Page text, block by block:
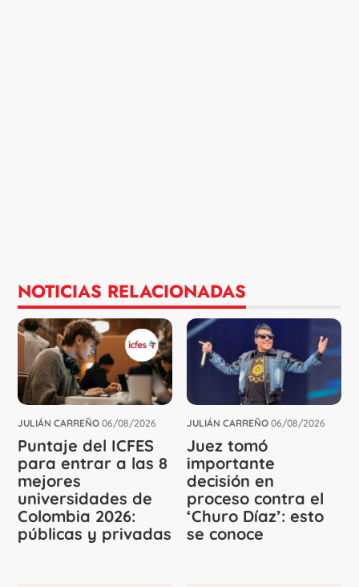
NOTICIAS RELACIONADAS
JULIÁN CARREÑO 06/08/2026
Puntaje del ICFES
para entrar a las 8
mejores
universidades de
Colombia 2026:
públicas y privadas
JULIÁN CARREÑO 06/08/2026
Juez tomó
importante
decisión en
proceso contra el
‘Churo Díaz’: esto
se conoce